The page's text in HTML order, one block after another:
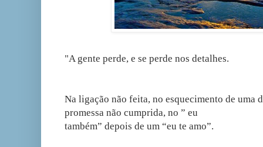
"A gente perde, e se perde nos detalhes.
Na ligação não feita, no esquecimento de uma
promessa não cumprida, no ” eu
também” depois de um “eu te amo”.